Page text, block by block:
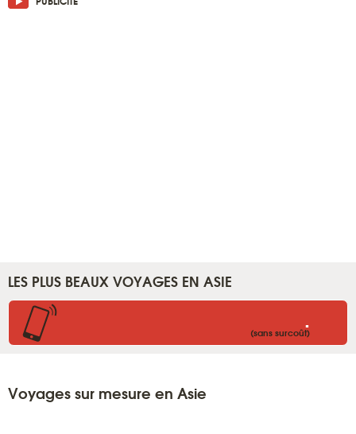
LES PLUS BEAUX VOYAGES EN ASIE
.
(sans surcoût)
Voyages sur mesure en Asie